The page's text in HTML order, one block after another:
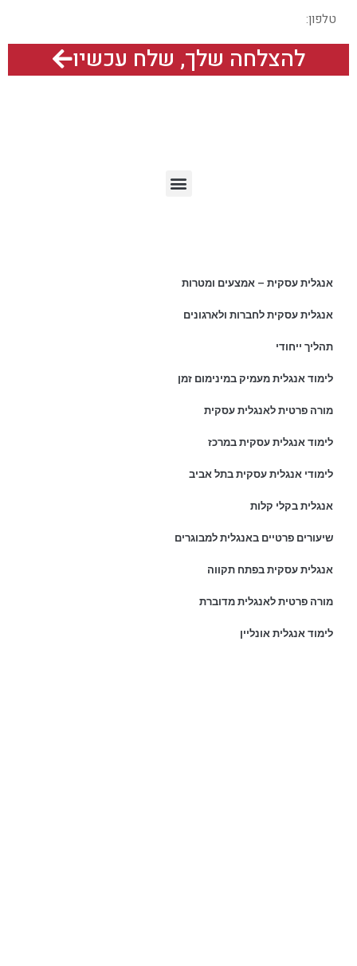
להצלחה שלך, שלח עכשיו
אנגלית עסקית – אמצעים ומטרות
אנגלית עסקית לחברות ולארגונים
תהליך ייחודי
לימוד אנגלית מעמיק במינימום זמן
מורה פרטית לאנגלית עסקית
לימוד אנגלית עסקית במרכז
לימודי אנגלית עסקית בתל אביב
אנגלית בקלי קלות
שיעורים פרטיים באנגלית למבוגרים
אנגלית עסקית בפתח תקווה
מורה פרטית לאנגלית מדוברת
לימוד אנגלית אונליין